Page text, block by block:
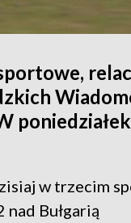
w trzecim
Bułgarią